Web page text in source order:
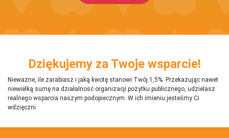
Dziękujemy za Twoje wsparcie!
Nieważne, ile zarabiasz i jaką kwotę stanowi Twój 1,5%. Przekazując nawet
niewielką sumę na działalnosć organizacji pożytku publicznego, udzielasz
realnego wsparcia naszym podopiecznym. W ich imieniu jesteśmy Ci
wdzięczni.